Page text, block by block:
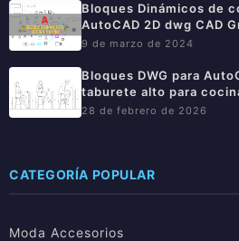
Bloques Dinámicos de
AutoCAD 2D dwg CAD
9 de marzo de 2024
Bloques DWG para
taburete alto para
28 de febrero de 2026
CATEGORÍA POPULAR
Moda Accesorios